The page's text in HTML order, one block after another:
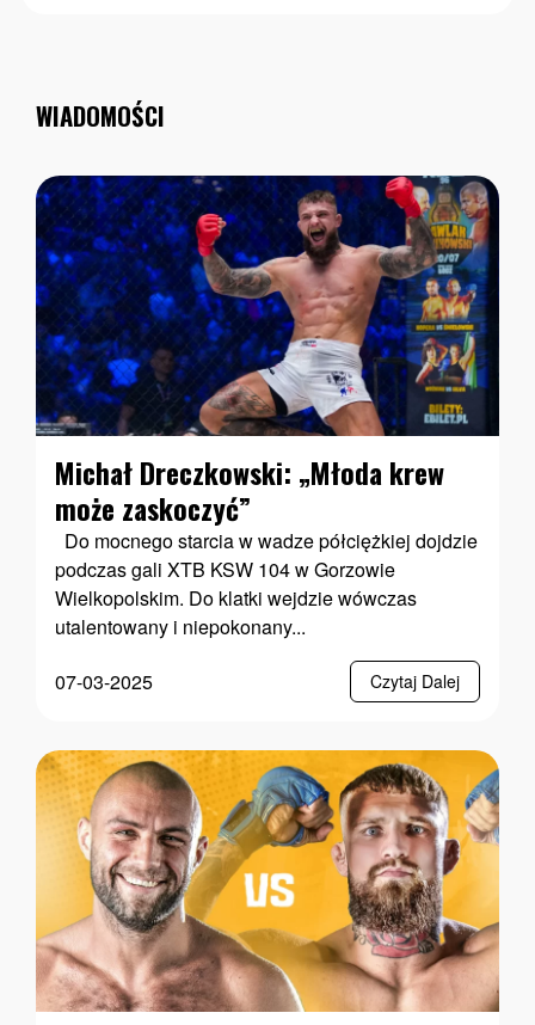
WIADOMOŚCI
Michał Dreczkowski: „Młoda krew
może zaskoczyć”
Do mocnego starcia w wadze półciężkiej dojdzie
podczas gali XTB KSW 104 w Gorzowie
Wielkopolskim. Do klatki wejdzie wówczas
utalentowany i niepokonany...
07-03-2025
Czytaj Dalej